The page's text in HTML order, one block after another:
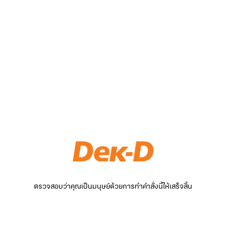
ตรวจสอบว่าคุณเป็นมนุษย์ด้วยการทำคำสั่งนี้ให้เสร็จสิ้น